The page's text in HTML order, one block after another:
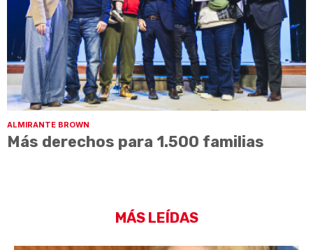
ALMIRANTE BROWN
Más derechos para 1.500 familias
MÁS LEÍDAS